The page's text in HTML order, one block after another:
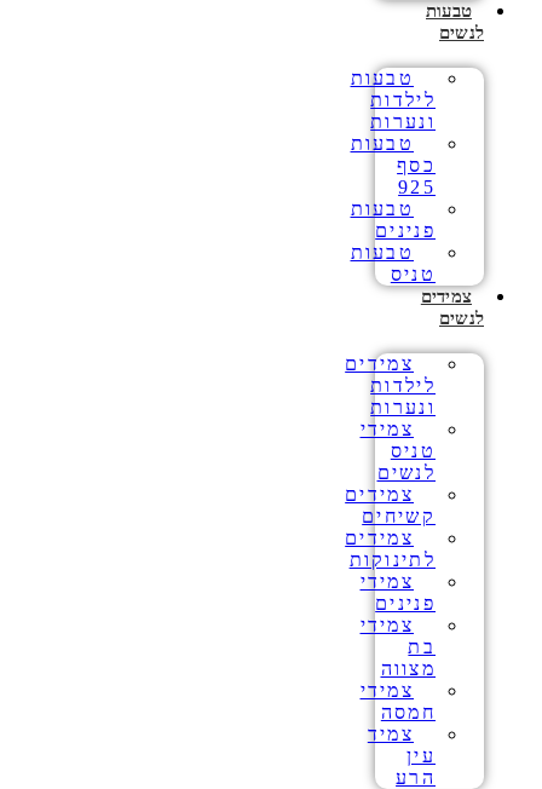
טבעות
לנשים
טבעות
לילדות
ונערות
טבעות
כסף
925
טבעות
פנינים
טבעות
טניס
צמידים
לנשים
צמידים
לילדות
ונערות
צמידי
טניס
לנשים
צמידים
קשיחים
צמידים
לתינוקות
צמידי
פנינים
צמידי
בת
מצווה
צמידי
חמסה
צמיד
עין
הרע